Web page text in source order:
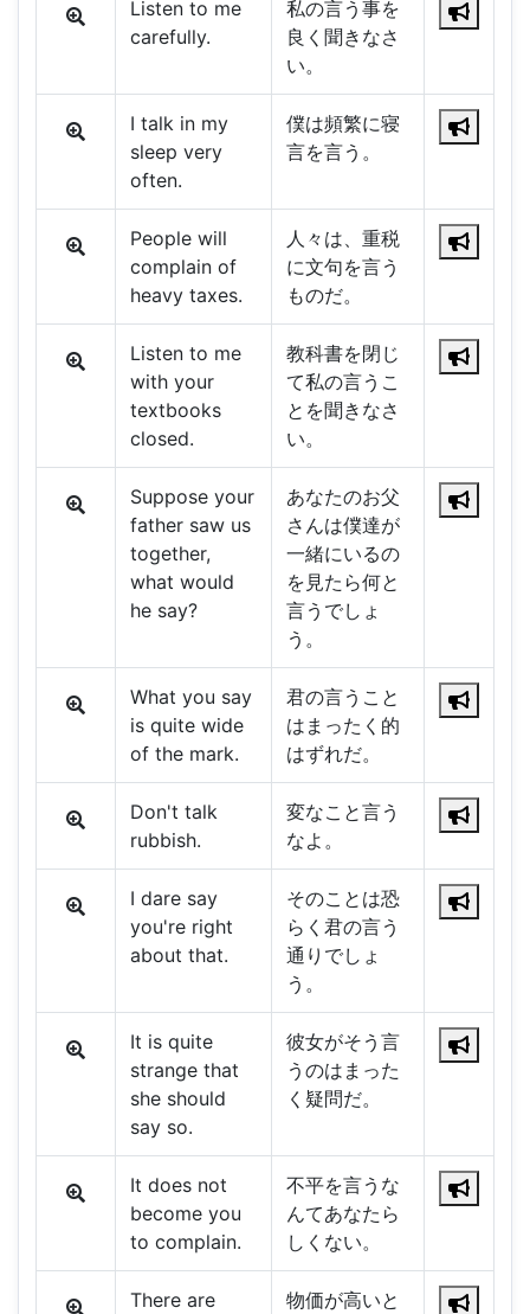
Listen to me
carefully.
私の言う事を
良く聞きなさ
い。
I talk in my
sleep very
often.
僕は頻繁に寝
言を言う。
People will
complain of
heavy taxes.
人々は、重税
に文句を言う
ものだ。
Listen to me
with your
textbooks
closed.
教科書を閉じ
て私の言うこ
とを聞きなさ
い。
Suppose your
father saw us
together,
what would
he say?
あなたのお父
さんは僕達が
一緒にいるの
を見たら何と
言うでしょ
う。
What you say
is quite wide
of the mark.
君の言うこと
はまったく的
はずれだ。
Don't talk
rubbish.
変なこと言う
なよ。
I dare say
you're right
about that.
そのことは恐
らく君の言う
通りでしょ
う。
It is quite
strange that
she should
say so.
彼女がそう言
うのはまった
く疑問だ。
It does not
become you
to complain.
不平を言うな
んてあなたら
しくない。
There are
物価が高いと